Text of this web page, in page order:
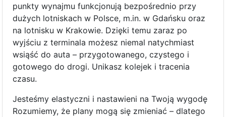
punkty wynajmu funkcjonują bezpośrednio przy
dużych lotniskach w Polsce, m.in. w Gdańsku oraz
na lotnisku w Krakowie. Dzięki temu zaraz po
wyjściu z terminala możesz niemal natychmiast
wsiąść do auta – przygotowanego, czystego i
gotowego do drogi. Unikasz kolejek i tracenia
czasu.
Jesteśmy elastyczni i nastawieni na Twoją wygodę
Rozumiemy, że plany mogą się zmieniać – dlatego